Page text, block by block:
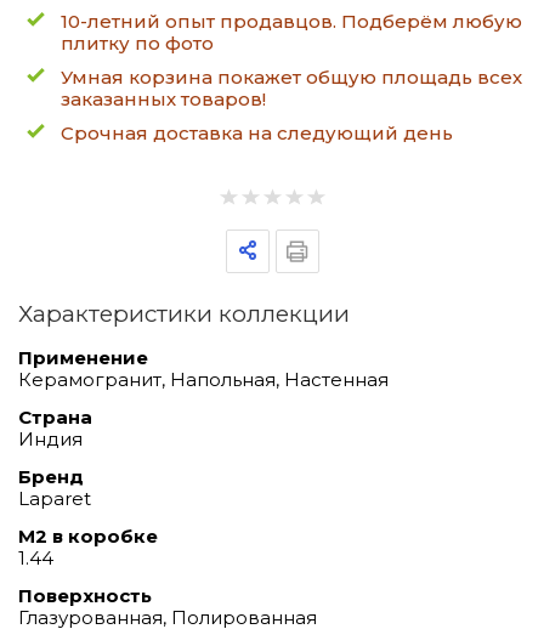
10-летний опыт продавцов. Подберём любую
плитку по фото
Умная корзина покажет общую площадь всех
заказанных товаров!
Срочная доставка на следующий день
Характеристики коллекции
Применение
Керамогранит, Напольная, Настенная
Страна
Индия
Бренд
Laparet
М2 в коробке
1.44
Поверхность
Глазурованная, Полированная